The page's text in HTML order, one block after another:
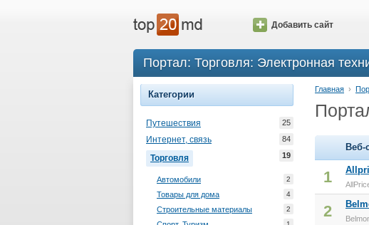
Добавить сайт
Портал: Торговля: Электронная
Категории
Путешествия 25
Интернет, связь 84
Торговля 19
Автомобили 2
Товары для дома 4
Строительные материалы 2
Главная ›
Веб-
1
2